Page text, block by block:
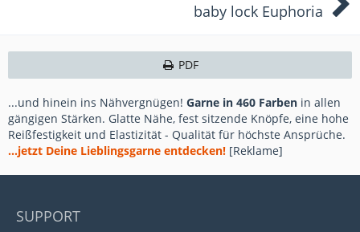
baby lock Euphoria
PDF
...und hinein ins Nähvergnügen! Garne in 460 Farben in allen
gängigen Stärken. Glatte Nähe, fest sitzende Knöpfe, eine hohe
Reißfestigkeit und Elastizität - Qualität für höchste Ansprüche.
...jetzt Deine Lieblingsgarne entdecken! [Reklame]
SUPPORT